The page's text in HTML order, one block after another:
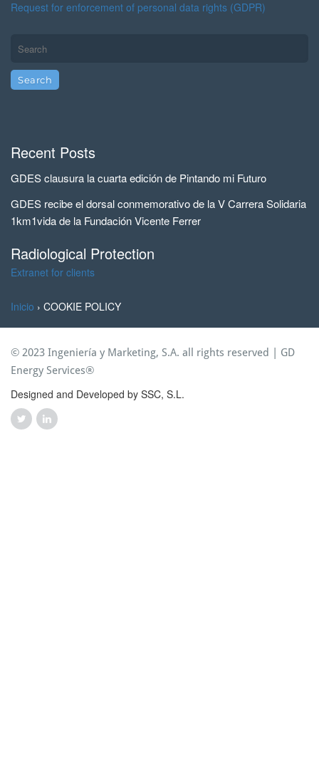
Request for enforcement of personal data rights (GDPR)
Recent Posts
GDES clausura la cuarta edición de Pintando mi Futuro
GDES recibe el dorsal conmemorativo de la V Carrera Solidaria
1km1vida de la Fundación Vicente Ferrer
Radiological Protection
Extranet for clients
Inicio › COOKIE POLICY
© 2023 Ingeniería y Marketing, S.A. all rights reserved | GD
Energy Services®
Designed and Developed by SSC, S.L.